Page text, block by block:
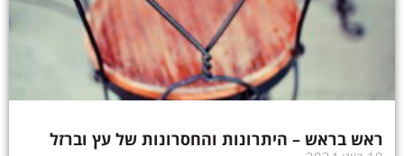
ראש בראש – היתרונות והחסרונות של עץ וברזל